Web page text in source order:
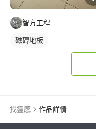
智方工程
磁磚地板
找靈感 作品詳情